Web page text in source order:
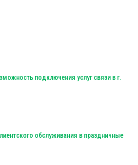
подключения услуг связи в г.
обслуживания в праздничные